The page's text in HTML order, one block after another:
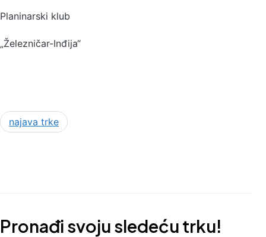
Planinarski klub
„Železničar-Inđija“
najava trke
Pronađi svoju sledeću trku!